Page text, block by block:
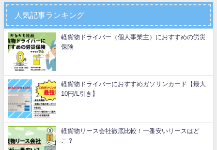
人気記事ランキング
軽貨物ドライバー（個人事業主）におすすめの労災
保険
軽貨物ドライバーにおすすめガソリンカード【最大
10円/L引き】
軽貨物リース会社徹底比較！一番安いリースはど
こ？